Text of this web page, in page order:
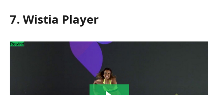
7. Wistia Player